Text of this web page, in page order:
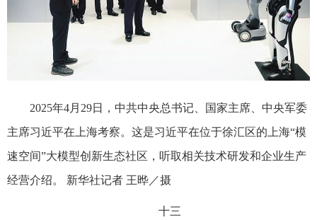
2025年4月29日，中共中央总书记、国家主席、中央军委
主席习近平在上海考察。这是习近平在位于徐汇区的上海“模
速空间”大模型创新生态社区，听取相关技术研发和企业生产
经营介绍。 新华社记者 王晔／摄
十三